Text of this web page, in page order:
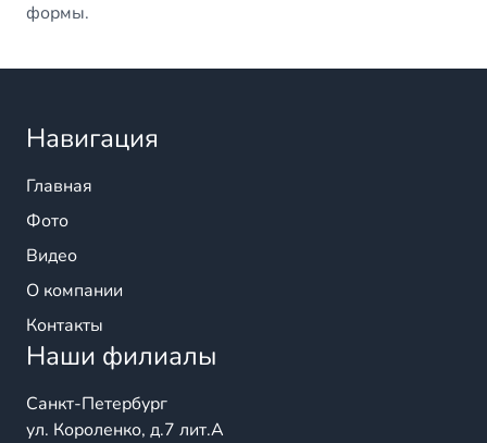
формы.
Навигация
Главная
Фото
Видео
О компании
Контакты
Наши филиалы
Санкт-Петербург
ул. Короленко, д.7 лит.А